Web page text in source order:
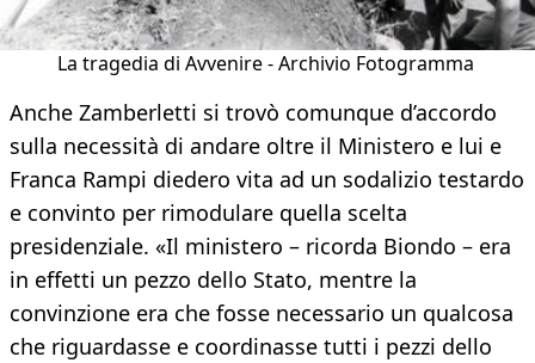
La tragedia di Avvenire - Archivio Fotogramma
Anche Zamberletti si trovò comunque d’accordo
sulla necessità di andare oltre il Ministero e lui e
Franca Rampi diedero vita ad un sodalizio testardo
e convinto per rimodulare quella scelta
presidenziale. «Il ministero – ricorda Biondo – era
in effetti un pezzo dello Stato, mentre la
convinzione era che fosse necessario un qualcosa
che riguardasse e coordinasse tutti i pezzi dello